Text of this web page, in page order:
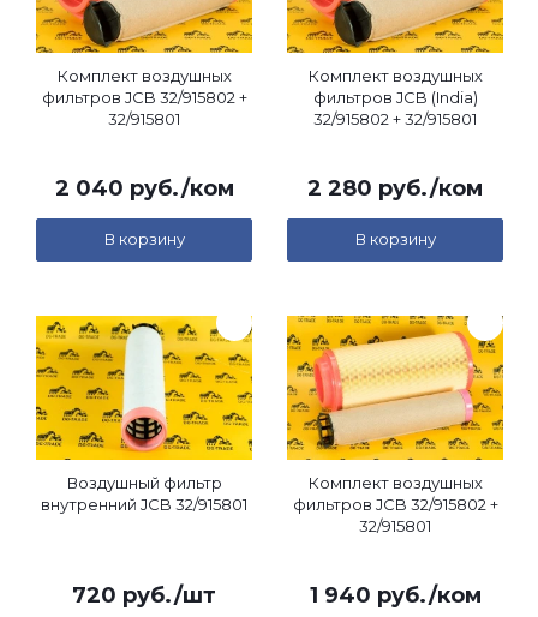
Комплект воздушных
фильтров JCB 32/915802 +
32/915801
2 040 руб./ком
В корзину
Комплект воздушных
фильтров JCB (India)
32/915802 + 32/915801
2 280 руб./ком
В корзину
Воздушный фильтр
внутренний JCB 32/915801
720 руб./шт
Комплект воздушных
фильтров JCB 32/915802 +
32/915801
1 940 руб./ком